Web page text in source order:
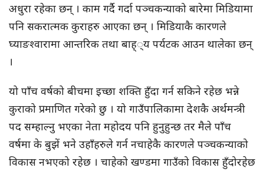
अधुरा रहेका छन् । काम गर्दै गर्दा पञ्चकन्याको बारेमा मिडियामा
पनि सकरात्मक कुराहरु आएका छन् । मिडियाकै कारणले
घ्याङश्वारामा आन्तरिक तथा बाह््य पर्यटक आउन थालेका छन्
।
यो पाँच वर्षको बीचमा इच्छा शक्ति हुँदा गर्न सकिने रहेछ भन्ने
कुराको प्रमाणित गरेको छु । यो गाउँपालिकामा देशकै अर्थमन्त्री
पद सम्हाल्नु भएका नेता महोदय पनि हुनुहुन्छ तर मैले पाँच
वर्षमा के बुझें भने उहाँहरुले गर्न नचाहेकै कारणले पञ्चकन्याको
विकास नभएको रहेछ । चाहेको खण्डमा गाउँको विकास हुँदोरहेछ